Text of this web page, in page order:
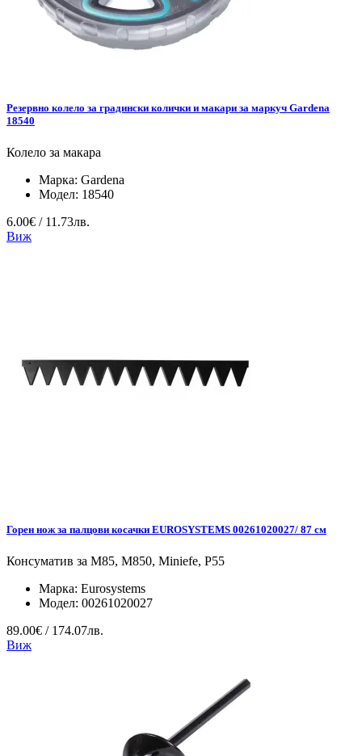
Резервно колело за градински колички и макари за маркуч Gardena
18540
Колело за макара
Марка: Gardena
Модел: 18540
6.00€ / 11.73лв.
Виж
Горен нож за палцови косачки EUROSYSTEMS 00261020027/ 87 см
Консуматив за M85, M850, Miniefe, P55
Марка: Eurosystems
Модел: 00261020027
89.00€ / 174.07лв.
Виж